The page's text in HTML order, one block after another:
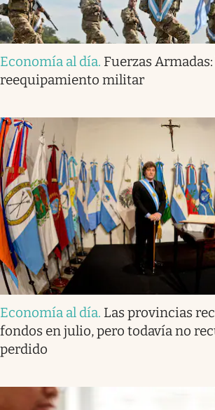
Economía al día. Fuerzas
reequipamiento militar
Economía al día. Las provincias
fondos en julio, pero todavía no
perdido